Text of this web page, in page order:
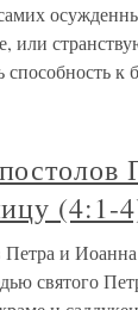
или
способность к
(4:1-
и
святого